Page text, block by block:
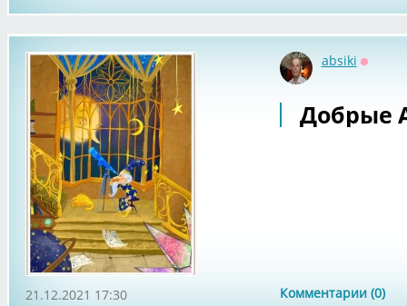
absiki
Добрые
Комментарии (0)
21.12.2021 17:30